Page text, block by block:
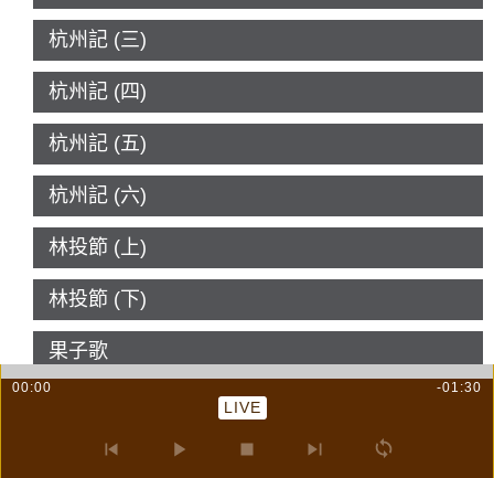
杭州記 (三)
杭州記 (四)
杭州記 (五)
杭州記 (六)
林投節 (上)
林投節 (下)
果子歌
桃花歌
00:00 -01:30
LIVE